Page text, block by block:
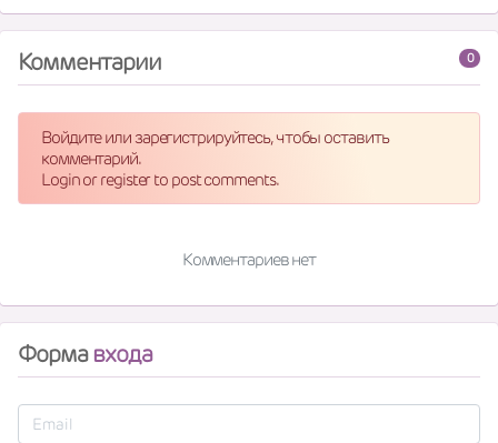
0
Комментарии
Войдите или зарегистрируйтесь, чтобы оставить
комментарий.
Login or register to post comments.
Комментариев нет
Формавхода